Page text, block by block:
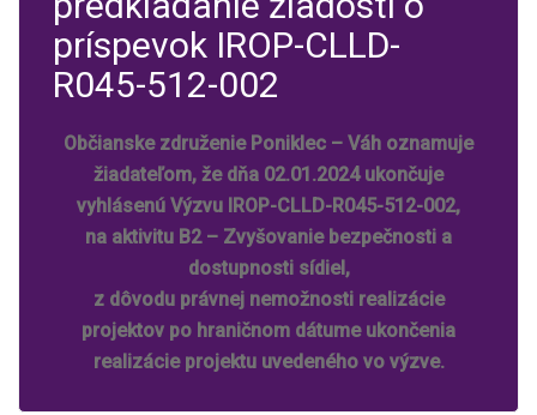
príspevok IROP-CLLD-
R045-512-002
Občianske združenie Poniklec – Váh oznamuje
žiadateľom, že dňa 02.01.2024 ukončuje
vyhlásenú Výzvu IROP-CLLD-R045-512-002,
na aktivitu B2 – Zvyšovanie bezpečnosti a
dostupnosti sídiel,
z dôvodu právnej nemožnosti realizácie
projektov po hraničnom dátume ukončenia
realizácie projektu uvedeného vo výzve.